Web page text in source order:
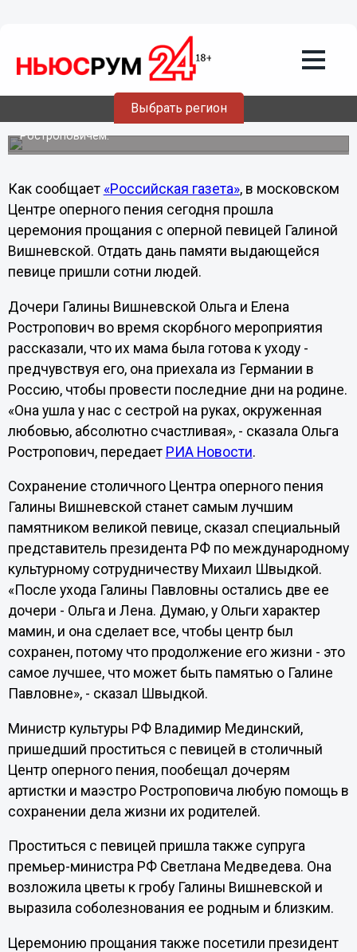
Выбрать регион
В Москве прощались с Галиной
Великую оперную певицу похоронят 14 декабря на
Новодевичьем кладбище рядом с мужем Мстиславом
Ростроповичем.
Как сообщает «Российская газета», в московском
Центре оперного пения сегодня прошла
церемония прощания с оперной певицей Галиной
Вишневской. Отдать дань памяти выдающейся
певице пришли сотни людей.
Дочери Галины Вишневской Ольга и Елена
Ростропович во время скорбного мероприятия
рассказали, что их мама была готова к уходу -
предчувствуя его, она приехала из Германии в
Россию, чтобы провести последние дни на родине.
«Она ушла у нас с сестрой на руках, окруженная
любовью, абсолютно счастливая», - сказала Ольга
Ростропович, передает РИА Новости.
Сохранение столичного Центра оперного пения
Галины Вишневской станет самым лучшим
памятником великой певице, сказал специальный
представитель президента РФ по международному
культурному сотрудничеству Михаил Швыдкой.
«После ухода Галины Павловны остались две ее
дочери - Ольга и Лена. Думаю, у Ольги характер
мамин, и она сделает все, чтобы центр был
сохранен, потому что продолжение его жизни - это
самое лучшее, что может быть памятью о Галине
Павловне», - сказал Швыдкой.
Министр культуры РФ Владимир Мединский,
пришедший проститься с певицей в столичный
Центр оперного пения, пообещал дочерям
артистки и маэстро Ростроповича любую помощь в
сохранении дела жизни их родителей.
Проститься с певицей пришла также супруга
премьер-министра РФ Светлана Медведева. Она
возложила цветы к гробу Галины Вишневской и
выразила соболезнования ее родным и близким.
Церемонию прощания также посетили президент